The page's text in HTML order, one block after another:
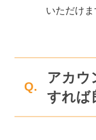
いただけま
Q.
アカウ
すれば